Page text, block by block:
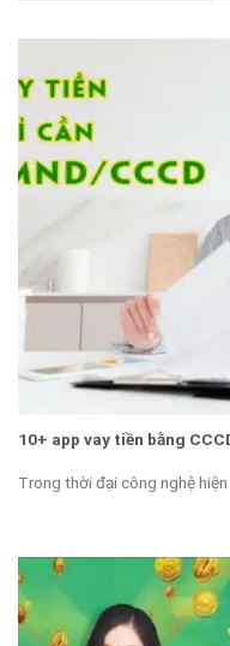
10+ app vay tiền bằng
Trong thời đại công nghệ